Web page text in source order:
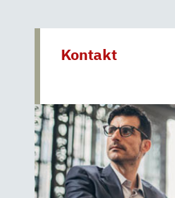
Kontakt